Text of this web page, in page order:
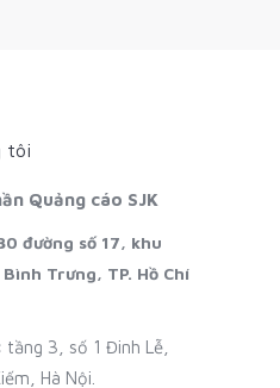
tôi
Quảng cáo SJK
đường số 17, khu
Trưng, TP. Hồ Chí
tầng 3, số 1 Đinh Lễ,
Hà Nội.